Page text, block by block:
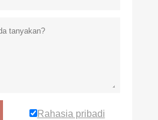
Rahasia pribadi